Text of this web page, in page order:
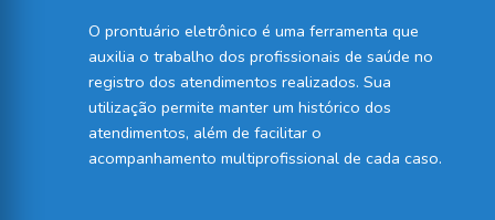
O prontuário eletrônico é uma ferramenta que
auxilia o trabalho dos profissionais de saúde no
registro dos atendimentos realizados. Sua
utilização permite manter um histórico dos
atendimentos, além de facilitar o
acompanhamento multiprofissional de cada caso.